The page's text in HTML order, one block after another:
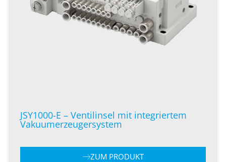
JSY1000-E – Ventilinsel mit integriertem
Vakuumerzeugersystem
ZUM PRODUKT